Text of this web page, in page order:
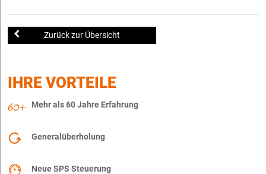
Zurück zur Übersicht
IHRE VORTEILE
Mehr als 60 Jahre Erfahrung
Generalüberholung
Neue SPS Steuerung